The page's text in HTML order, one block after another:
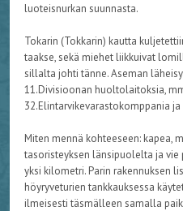
luoteisnurkan suunnasta.
Tokarin (Tokkarin) kautta
taakse, sekä miehet liikkuivat
sillalta johti tänne. Aseman
11.Divisioonan huoltolaitoksia,
32.Elintarvikevarastokomppania
Miten mennä kohteeseen: kapea,
tasoristeyksen länsipuolelta ja
yksi kilometri. Parin rakennuksen
höyryveturien tankkauksessa
ilmeisesti täsmälleen samalla